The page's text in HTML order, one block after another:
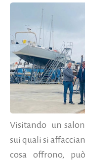
Visitando un
sui quali si
cosa offrono,